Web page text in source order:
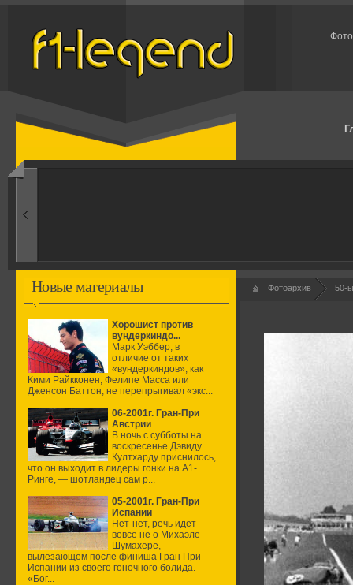
1950-ые
Новые материалы
Хорошист против
вундеркиндо...
Марк Уэббер, в
отличие от таких
«вундеркиндов», как
Кими Райкконен, Фелипе Масса или
Дженсон Баттон, не перепрыгивал «экс...
06-2001г. Гран-При
Австрии
В ночь с субботы на
воскресенье Дэвиду
Култхарду приснилось,
что он выходит в лидеры гонки на А1-
Ринге, — шотландец сам р...
05-2001г. Гран-При
Испании
Нет-нет, речь идет
вовсе не о Михаэле
Шумахере,
вылезающем после финиша Гран При
Испании из своего гоночного болида.
«Бог...
Фотоархив 50-